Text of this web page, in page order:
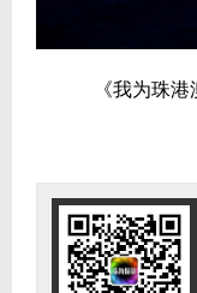
《我为珠